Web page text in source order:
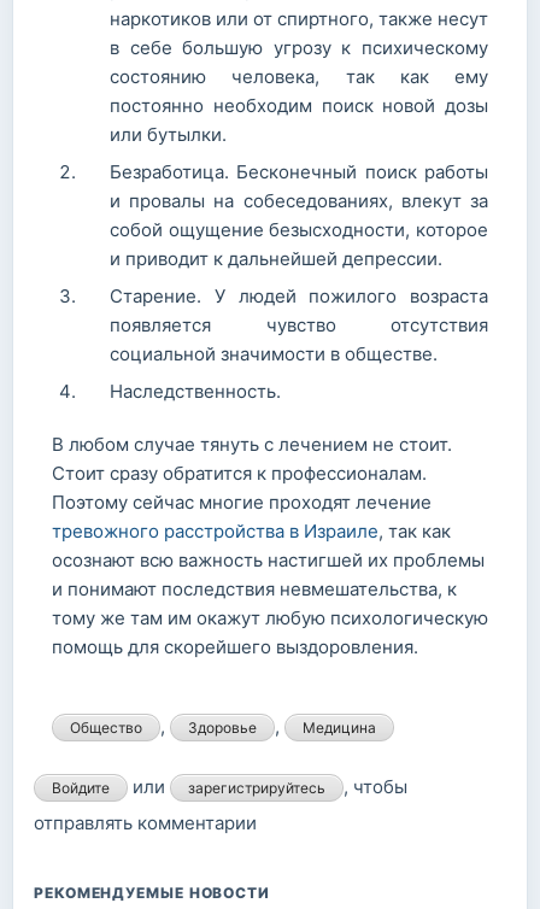
наркотиков или от спиртного, также несут
в себе большую угрозу к психическому
состоянию человека, так как ему
постоянно необходим поиск новой дозы
или бутылки.
Безработица. Бесконечный поиск работы
и провалы на собеседованиях, влекут за
собой ощущение безысходности, которое
и приводит к дальнейшей депрессии.
Старение. У людей пожилого возраста
появляется чувство отсутствия
социальной значимости в обществе.
Наследственность.
В любом случае тянуть с лечением не стоит.
Стоит сразу обратится к профессионалам.
Поэтому сейчас многие проходят лечение
тревожного расстройства в Израиле, так как
осознают всю важность настигшей их проблемы
и понимают последствия невмешательства, к
тому же там им окажут любую психологическую
помощь для скорейшего выздоровления.
Общество , Здоровье , Медицина
Войдите или зарегистрируйтесь
, чтобы
отправлять комментарии
РЕКОМЕНДУЕМЫЕ НОВОСТИ